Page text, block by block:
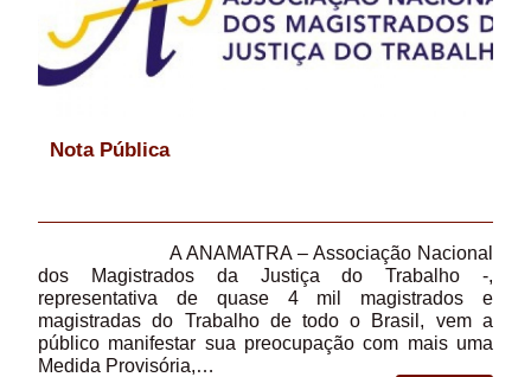
Nota Pública
A ANAMATRA – Associação Nacional
dos Magistrados da Justiça do Trabalho -,
representativa de quase 4 mil magistrados e
magistradas do Trabalho de todo o Brasil, vem a
público manifestar sua preocupação com mais uma
Medida Provisória,…